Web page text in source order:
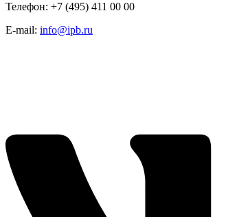
Телефон: +7 (495) 411 00 00
E-mail: info@ipb.ru